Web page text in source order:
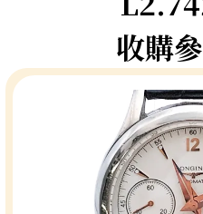
收購